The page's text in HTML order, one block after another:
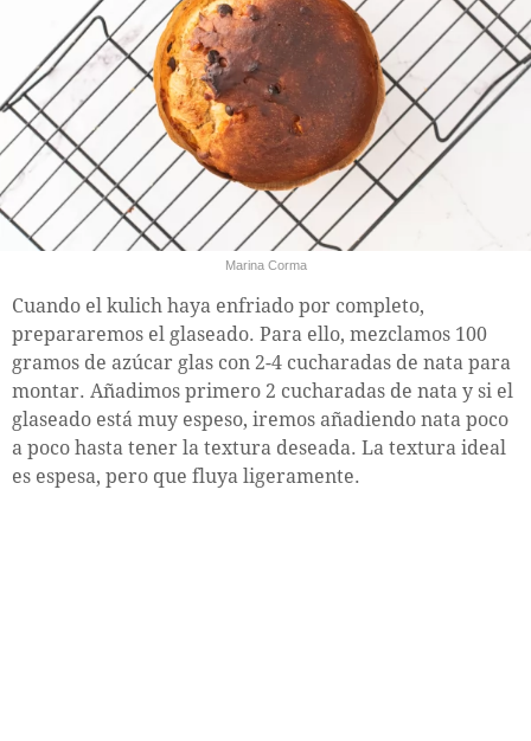
Marina Corma
Cuando el kulich haya enfriado por completo,
prepararemos el glaseado. Para ello, mezclamos 100
gramos de azúcar glas con 2-4 cucharadas de nata para
montar. Añadimos primero 2 cucharadas de nata y si el
glaseado está muy espeso, iremos añadiendo nata poco
a poco hasta tener la textura deseada. La textura ideal
es espesa, pero que fluya ligeramente.